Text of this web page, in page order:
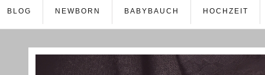
BLOG NEWBORN BABYBAUCH HOCHZEIT